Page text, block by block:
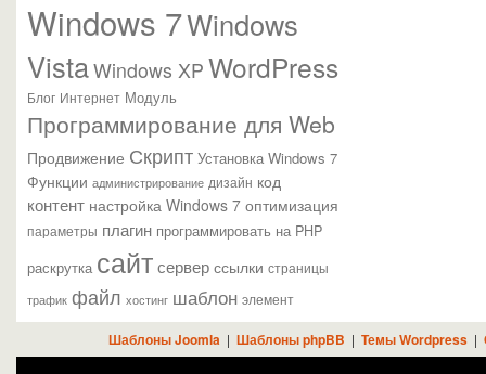
Windows 7Windows
VistaWindows XP WordPress
Блог Интернет Модуль
Программирование для Web
Продвижение Скрипт Установка Windows 7
Функции администрирование дизайн код
контент настройка Windows 7 оптимизация
параметры плагин программировать на PHP
раскрутка сайтсервер ссылки страницы
трафик файл хостинг шаблон элемент
Шаблоны Joomla | Шаблоны phpBB | Темы Wordpress|